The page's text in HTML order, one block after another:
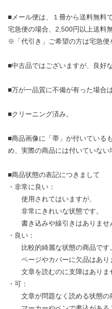
■メール便は、１冊から送料無料で
宅急便の場合、2,500円以上送料
※「代引き」ご希望の方は宅急便
■中古品ではございますが、良好
■万が一品質に不備が有った場合
■クリーニング済み。
■商品画像に「帯」が付いている
め、実際の商品には付いていない
■商品状態の表記につきまして
・非常に良い：
使用されてはいますが、
非常にきれいな状態です。
書き込みや線引きはありませ
・良い：
比較的綺麗な状態の商品です。
ページやカバーに欠品はあり
文章を読むのに支障はありま
・可：
文章が問題なく読める状態の